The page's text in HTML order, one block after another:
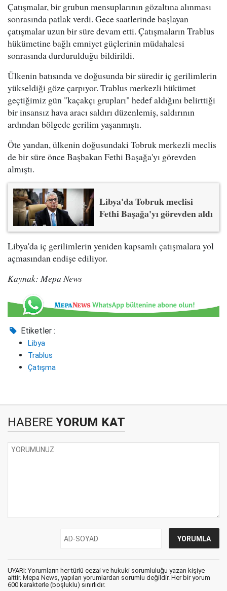
Çatışmalar, bir grubun mensuplarının gözaltına alınması
sonrasında patlak verdi. Gece saatlerinde başlayan
çatışmalar uzun bir süre devam etti. Çatışmaların Trablus
hükümetine bağlı emniyet güçlerinin müdahalesi
sonrasında durdurulduğu bildirildi.
Ülkenin batısında ve doğusunda bir süredir iç gerilimlerin
yükseldiği göze çarpıyor. Trablus merkezli hükümet
geçtiğimiz gün "kaçakçı grupları" hedef aldığını belirttiği
bir insansız hava aracı saldırı düzenlemiş, saldırının
ardından bölgede gerilim yaşanmıştı.
Öte yandan, ülkenin doğusundaki Tobruk merkezli meclis
de bir süre önce Başbakan Fethi Başağa'yı görevden
almıştı.
Libya'da Tobruk meclisi
Fethi Başağa'yı görevden aldı
Libya'da iç gerilimlerin yeniden kapsamlı çatışmalara yol
açmasından endişe ediliyor.
Kaynak: Mepa News
Etiketler :
Libya
Trablus
Çatışma
HABERE YORUM KAT
UYARI: Yorumların her türlü cezai ve hukuki sorumluluğu yazan kişiye
aittir. Mepa News, yapılan yorumlardan sorumlu değildir. Her bir yorum
600 karakterle (boşluklu) sınırlıdır.